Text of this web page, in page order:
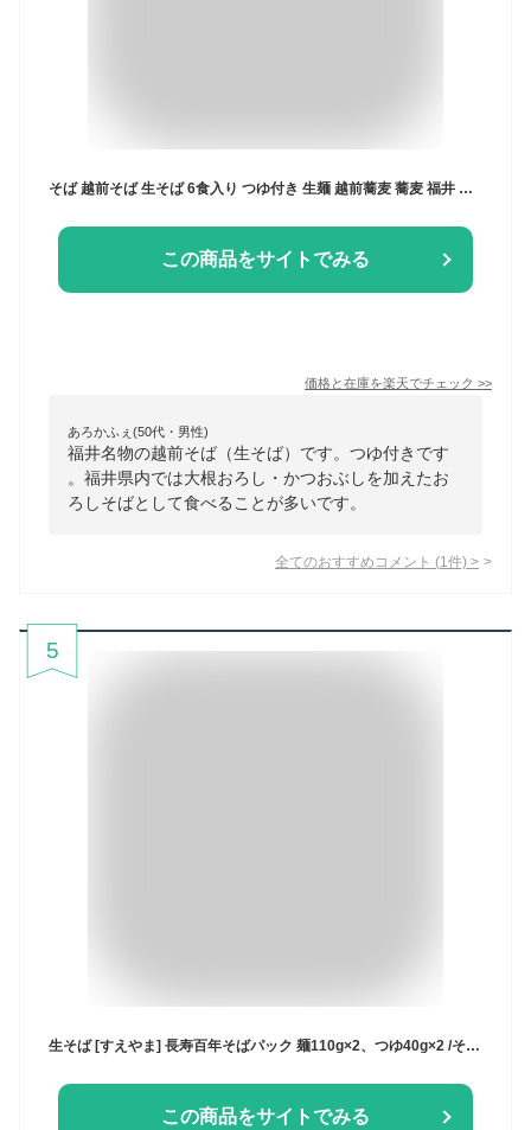
そば 越前そば 生そば 6食入り つゆ付き 生麺 越前蕎麦 蕎麦 福井 お土産 贈答 産地直送 ギフト
この商品をサイトでみる
価格と在庫を楽天でチェック >>
あろかふぇ(50代・男性)
福井名物の越前そば（生そば）です。つゆ付きです
。福井県内では大根おろし・かつおぶしを加えたお
ろしそばとして食べることが多いです。
全てのおすすめコメント (1 件) >
5
生そば [すえやま] 長寿百年そばパック 麺110g×2、つゆ40g×2 /そば 長寿そば 蕎麦 ソバ とろろそば 百年そば とろろ入りそば 生麺
この商品をサイトでみる